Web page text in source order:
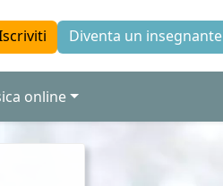
Diventa un insegnante
online